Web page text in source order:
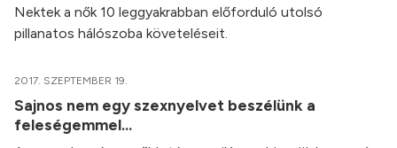
Nektek a nők 10 leggyakrabban előforduló utolsó
pillanatos hálószoba követeléseit.
2017. SZEPTEMBER 19.
Sajnos nem egy szexnyelvet beszélünk a
feleségemmel...